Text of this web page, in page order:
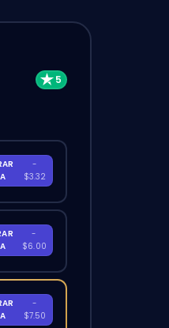
-
$3.32
-
$6.00
-
$7.50